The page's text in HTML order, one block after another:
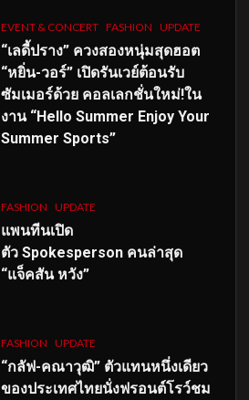
EVENT & CONCERT FASHION UPDATE
“เลดี้ปราง” ควงสองหนุ่มสุดฮอต
“หยิ่น-วอร์” เปิดรันเวย์ต้อนรับ
ซัมเมอร์ด้วย คอลเลกชั่นใหม่!ใน
งาน “Hello Summer Enjoy Your
Summer Sports”
FASHION UPDATE
แพนทีนเปิด
ตัว Spokesperson คนล่าสุด
“แจ็คสัน หวัง”
FASHION UPDATE
“กลัฟ-คณาวุฒิ” ตัวแทนหนึ่งเดียว
ของประเทศไทยนั่งฟรอนต์โรว์ชม